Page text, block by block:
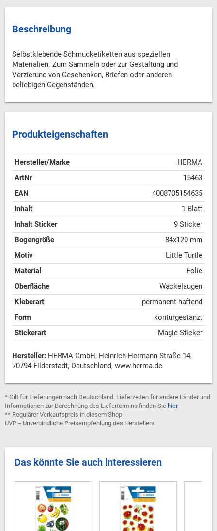
Beschreibung
Selbstklebende Schmucketiketten aus speziellen
Materialien. Zum Sammeln oder zur Gestaltung und
Verzierung von Geschenken, Briefen oder anderen
beliebigen Gegenständen.
Produkteigenschaften
Hersteller/Marke
HERMA
ArtNr
15463
EAN
4008705154635
Inhalt
1 Blatt
Inhalt Sticker
9 Sticker
Bogengröße
84x120 mm
Motiv
Little Turtle
Material
Folie
Oberfläche
Wackelaugen
Kleberart
permanent haftend
Form
konturgestanzt
Stickerart
Magic Sticker
Hersteller: HERMA GmbH, Heinrich-Hermann-Straße 14,
70794 Filderstadt, Deutschland, www.herma.de
* Gilt für Lieferungen nach Deutschland. Lieferzeiten für andere Länder und
Informationen zur Berechnung des Liefertermins finden Sie hier.
** Regulärer Verkaufspreis in diesem Shop
UVP = Unverbindliche Preisempfehlung des Herstellers
Das könnte Sie auch interessieren